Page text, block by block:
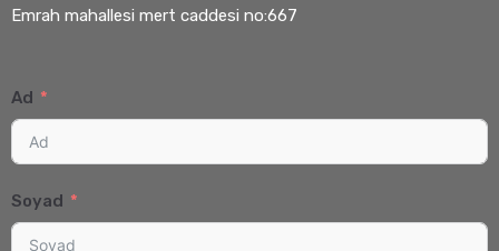
Emrah mahallesi mert caddesi no:667
Ad
Soyad